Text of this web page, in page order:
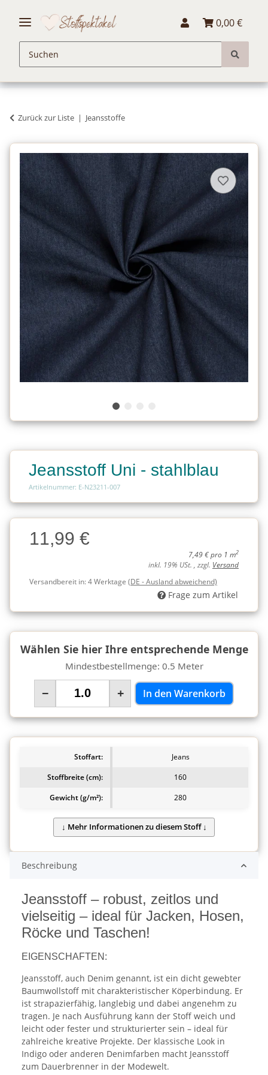
0,00 €
Zurück zur Liste Jeansstoffe
Jeansstoff Uni - stahlblau
Artikelnummer: E-N23211-007
Charge
Charge11,99 €
7,49 € pro 1 m2
inkl. 19% USt. , zzgl. Versand
Versandbereit in:4 Werktage (DE - Ausland abweichend)
Frage zum Artikel
Wählen Sie hier Ihre entsprechende Menge
Mindestbestellmenge: 0.5 Meter
− + In den Warenkorb
Stoffart:
Jeans
Stoffbreite (cm):
160
Gewicht (g/m²):
280
Beschreibung
Jeansstoff – robust, zeitlos und
vielseitig – ideal für Jacken, Hosen,
Röcke und Taschen!
EIGENSCHAFTEN:
Jeansstoff, auch Denim genannt, ist ein dicht gewebter
Baumwollstoff mit charakteristischer Köperbindung. Er
ist strapazierfähig, langlebig und dabei angenehm zu
tragen. Je nach Ausführung kann der Stoff weich und
leicht oder fester und strukturierter sein – ideal für
zahlreiche kreative Projekte. Der klassische Look in
Indigo oder anderen Denimfarben macht Jeansstoff
zum Dauerbrenner in der Modewelt.